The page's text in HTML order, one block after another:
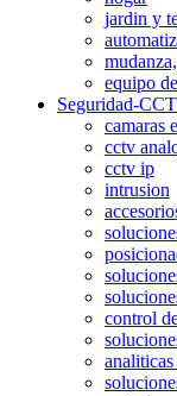
jardin y
equipo
Seguridad-
camaras
cctv
cctv ip
intrusion
control